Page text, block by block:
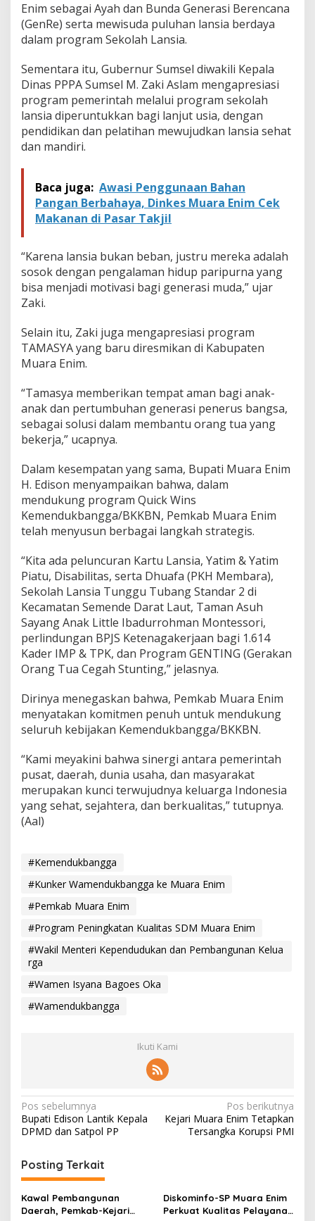
Enim sebagai Ayah dan Bunda Generasi Berencana
(GenRe) serta mewisuda puluhan lansia berdaya
dalam program Sekolah Lansia.
Sementara itu, Gubernur Sumsel diwakili Kepala
Dinas PPPA Sumsel M. Zaki Aslam mengapresiasi
program pemerintah melalui program sekolah
lansia diperuntukkan bagi lanjut usia, dengan
pendidikan dan pelatihan mewujudkan lansia sehat
dan mandiri.
Baca juga: Awasi Penggunaan Bahan
Pangan Berbahaya, Dinkes Muara Enim Cek
Makanan di Pasar Takjil
“Karena lansia bukan beban, justru mereka adalah
sosok dengan pengalaman hidup paripurna yang
bisa menjadi motivasi bagi generasi muda,” ujar
Zaki.
Selain itu, Zaki juga mengapresiasi program
TAMASYA yang baru diresmikan di Kabupaten
Muara Enim.
“Tamasya memberikan tempat aman bagi anak-
anak dan pertumbuhan generasi penerus bangsa,
sebagai solusi dalam membantu orang tua yang
bekerja,” ucapnya.
Dalam kesempatan yang sama, Bupati Muara Enim
H. Edison menyampaikan bahwa, dalam
mendukung program Quick Wins
Kemendukbangga/BKKBN, Pemkab Muara Enim
telah menyusun berbagai langkah strategis.
“Kita ada peluncuran Kartu Lansia, Yatim & Yatim
Piatu, Disabilitas, serta Dhuafa (PKH Membara),
Sekolah Lansia Tunggu Tubang Standar 2 di
Kecamatan Semende Darat Laut, Taman Asuh
Sayang Anak Little Ibadurrohman Montessori,
perlindungan BPJS Ketenagakerjaan bagi 1.614
Kader IMP & TPK, dan Program GENTING (Gerakan
Orang Tua Cegah Stunting,” jelasnya.
Dirinya menegaskan bahwa, Pemkab Muara Enim
menyatakan komitmen penuh untuk mendukung
seluruh kebijakan Kemendukbangga/BKKBN.
“Kami meyakini bahwa sinergi antara pemerintah
pusat, daerah, dunia usaha, dan masyarakat
merupakan kunci terwujudnya keluarga Indonesia
yang sehat, sejahtera, dan berkualitas,” tutupnya.
(Aal)
#Kemendukbangga
#Kunker Wamendukbangga ke Muara Enim
#Pemkab Muara Enim
#Program Peningkatan Kualitas SDM Muara Enim
#Wakil Menteri Kependudukan dan Pembangunan Kelua
rga
#Wamen Isyana Bagoes Oka
#Wamendukbangga
Ikuti Kami
N
a
i
g
a
Pos sebelumnya
Bupati Edison Lantik Kepala
DPMD dan Satpol PP
Pos berikutnya
Kejari Muara Enim Tetapkan
Tersangka Korupsi PMI
Posting Terkait
Kawal Pembangunan
Daerah, Pemkab-Kejari
Diskominfo-SP Muara Enim
Perkuat Kualitas Pelayanan